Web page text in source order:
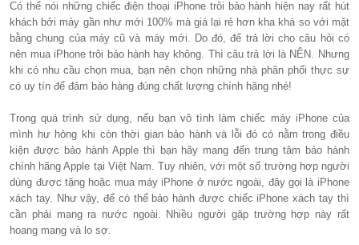
Có thể nói những chiếc điện thoại iPhone trôi bảo hành hiện nay rất hút
khách bởi máy gần như mới 100% mà giá lại rẻ hơn kha khá so với mặt
bằng chung của máy cũ và máy mới. Do đó, để trả lời cho câu hỏi có
nên mua iPhone trôi bảo hành hay không. Thì câu trả lời là NÊN. Nhưng
khi có nhu cầu chọn mua, bạn nên chọn những nhà phân phối thực sự
có uy tín để đảm bảo hàng đúng chất lượng chính hãng nhé!
Trong quá trình sử dụng, nếu bạn vô tình làm chiếc máy iPhone của
mình hư hỏng khi còn thời gian bảo hành và lỗi đó có nằm trong điều
kiện được bảo hành Apple thì bạn hãy mang đến trung tâm bảo hành
chính hãng Apple tại Việt Nam. Tuy nhiên, với một số trường hợp người
dùng được tặng hoặc mua máy iPhone ở nước ngoài, đây gọi là iPhone
xách tay. Như vậy, để có thể bảo hành được chiếc iPhone xách tay thì
cần phải mang ra nước ngoài. Nhiều người gặp trường hợp này rất
hoang mang và lo sợ.